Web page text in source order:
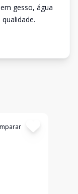
gesso, água